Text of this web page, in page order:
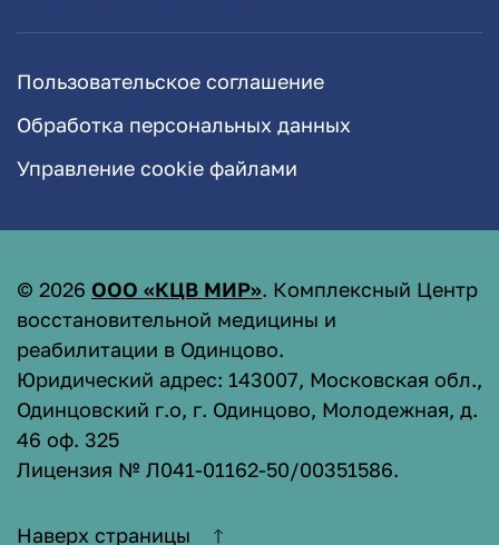
Пользовательское соглашение
Обработка персональных данных
Управление cookie файлами
© 2026 ООО «КЦВ МИР». Комплексный Центр
восстановительной медицины и
реабилитации в Одинцово.
Юридический адрес: 143007, Московская обл.,
Одинцовский г.о, г. Одинцово, Молодежная, д.
46 оф. 325
Лицензия № Л041-01162-50/00351586.
Наверх страницы